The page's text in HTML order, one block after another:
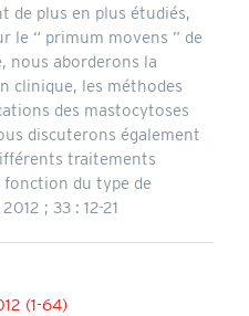
de plus en plus étudiés,
le “ primum movens ” de
nous aborderons la
clinique, les méthodes
des mastocytoses
discuterons également
traitements
du type de
; 33 : 12-21
(1-64)